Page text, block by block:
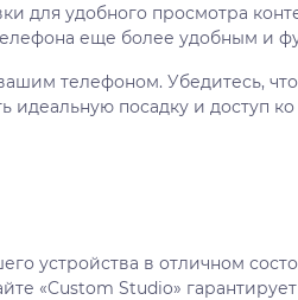
для удобного просмотра
еще более удобным и
телефоном. Убедитесь,
идеальную посадку и доступ
устройства в отличном
«Custom Studio»